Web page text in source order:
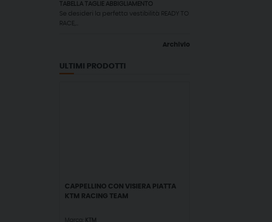
TABELLA TAGLIE ABBIGLIAMENTO
Se desideri la perfetta vestibilità READY TO
RACE,...
Archivio
ULTIMI PRODOTTI
CAPPELLINO CON VISIERA PIATTA
KTM RACING TEAM
Marca: KTM